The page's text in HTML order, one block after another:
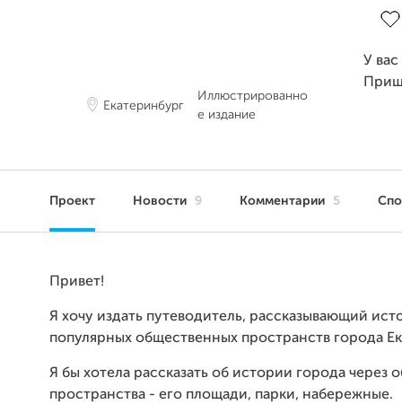
Екатеринбург
Иллюстрированно
е издание
У
Проект Новости 9 Комментарии 5
Привет!
Я хочу издать путеводитель, рассказывающий
популярных общественных пространств города
Я бы хотела рассказать об истории города через
пространства - его площади, парки, набережные.